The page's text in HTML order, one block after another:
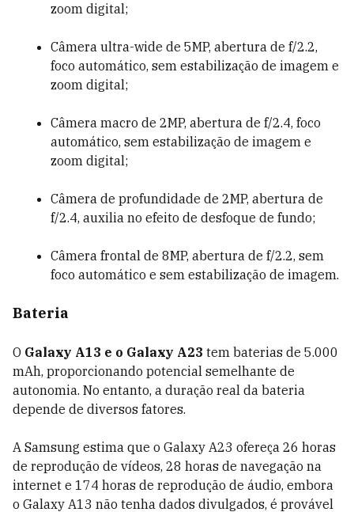
zoom digital;
Câmera ultra-wide de 5MP, abertura de f/2.2,
foco automático, sem estabilização de imagem e
zoom digital;
Câmera macro de 2MP, abertura de f/2.4, foco
automático, sem estabilização de imagem e
zoom digital;
Câmera de profundidade de 2MP, abertura de
f/2.4, auxilia no efeito de desfoque de fundo;
Câmera frontal de 8MP, abertura de f/2.2, sem
foco automático e sem estabilização de imagem.
Bateria
O Galaxy A13 e o Galaxy A23 tem baterias de 5.000
mAh, proporcionando potencial semelhante de
autonomia. No entanto, a duração real da bateria
depende de diversos fatores.
A Samsung estima que o Galaxy A23 ofereça 26 horas
de reprodução de vídeos, 28 horas de navegação na
internet e 174 horas de reprodução de áudio, embora
o Galaxy A13 não tenha dados divulgados, é provável